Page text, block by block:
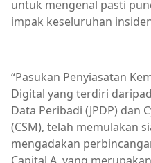
untuk mengenal pasti
impak keseluruhan
“Pasukan Penyiasatan
Digital yang terdiri
Data Peribadi (JPDP) dan
(CSM), telah memulakan
mengadakan